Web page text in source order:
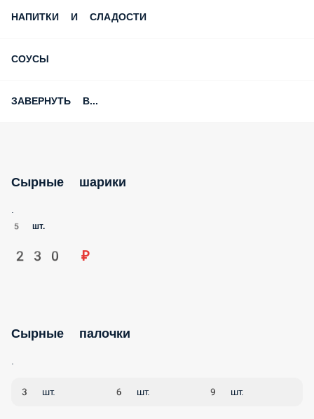
НАПИТКИ И СЛАДОСТИ
СОУСЫ
ЗАВЕРНУТЬ В...
Сырные шарики
.
5 шт.
230 ₽
Сырные палочки
3 шт. 6 шт. 9 шт.